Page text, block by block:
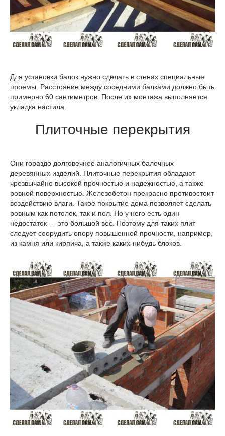
Для установки балок нужно сделать в стенах специальные
проемы. Расстояние между соседними балками должно быть
примерно 60 сантиметров. После их монтажа выполняется
укладка настила.
Плиточные перекрытия
Они гораздо долговечнее аналогичных балочных
деревянных изделий. Плиточные перекрытия обладают
чрезвычайно высокой прочностью и надежностью, а также
ровной поверхностью. Железобетон прекрасно противостоит
воздействию влаги. Такое покрытие дома позволяет сделать
ровным как потолок, так и пол. Но у него есть один
недостаток — это большой вес. Поэтому для таких плит
следует соорудить опору повышенной прочности, например,
из камня или кирпича, а также каких-нибудь блоков.